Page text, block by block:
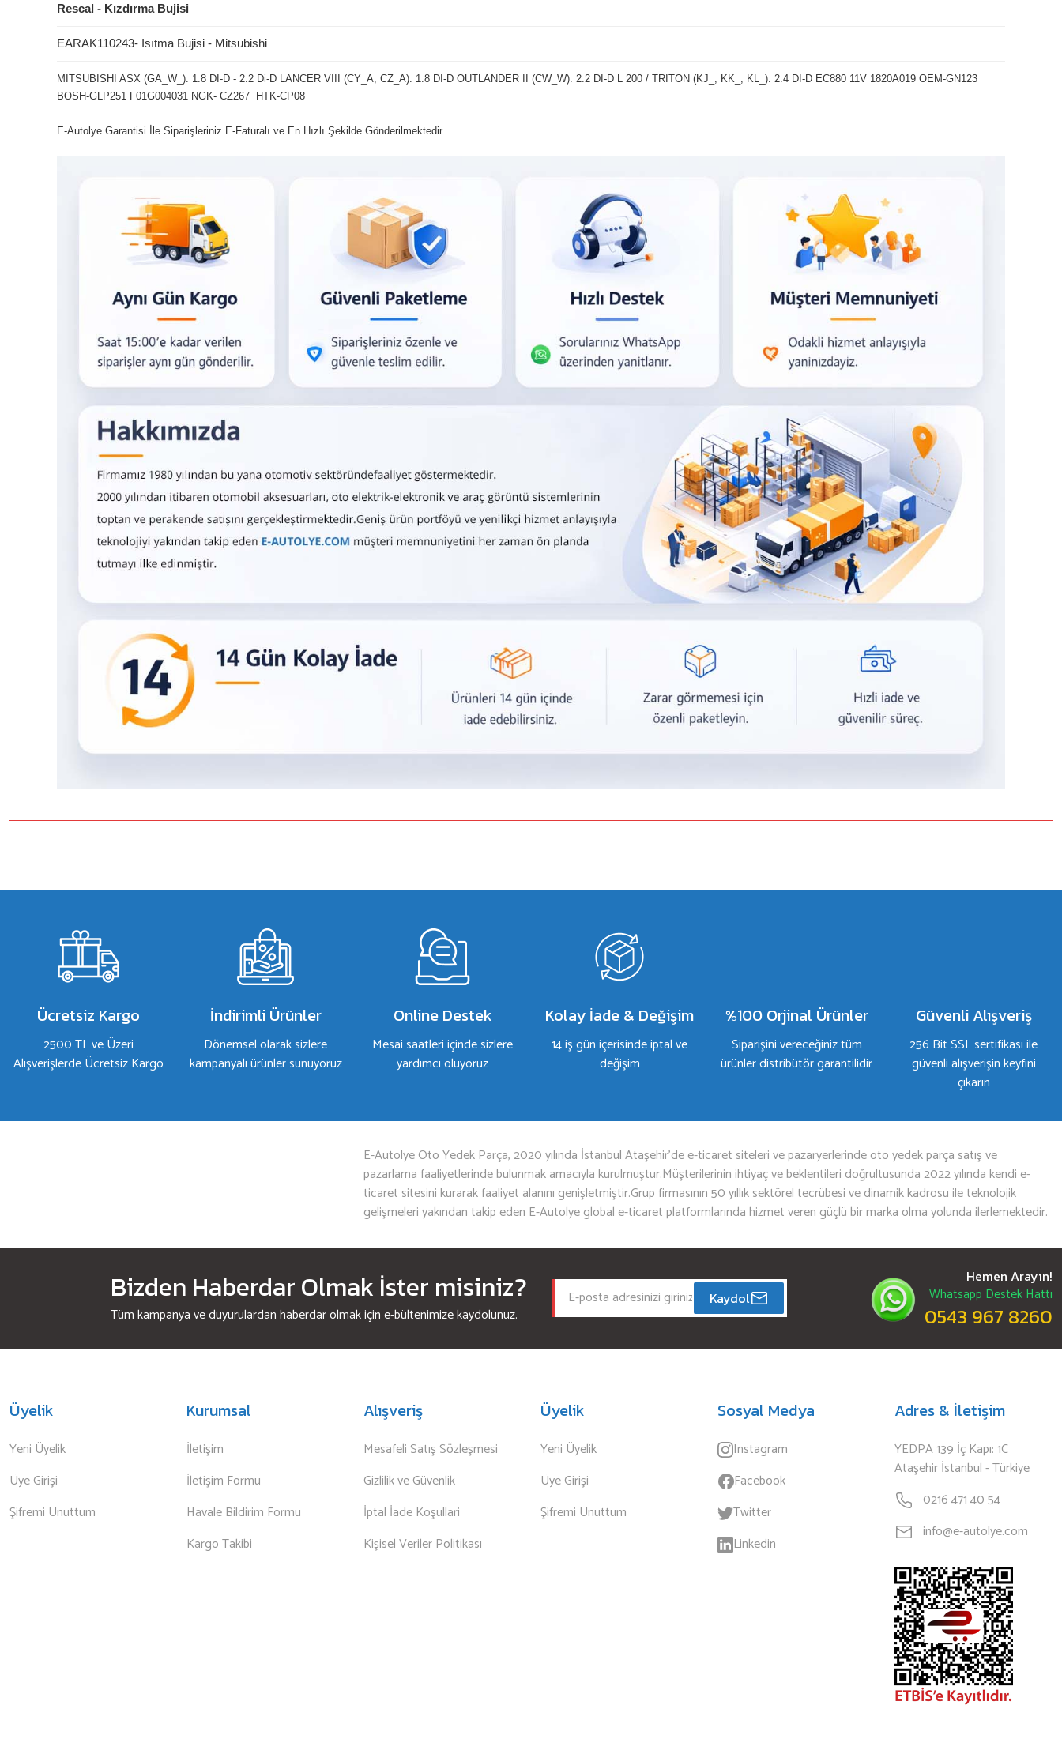
Rescal - Kızdırma Bujisi
EARAK110243- Isıtma Bujisi - Mitsubishi
MITSUBISHI ASX (GA_W_): 1.8 DI-D - 2.2 Di-D LANCER VIII (CY_A, CZ_A): 1.8 DI-D OUTLANDER II (CW_W): 2.2 DI-D L 200 / TRITON (KJ_, KK_, KL_): 2.4 DI-D EC880 11V 1820A019 OEM-GN123
BOSH-GLP251 F01G004031 NGK- CZ267 HTK-CP08
E-Autolye Garantisi İle Siparişleriniz E-Faturalı ve En Hızlı Şekilde Gönderilmektedir.
Bu ürüne ilk yorumu siz yapın!
Ürün açıklamasında eksik bilgiler bulunuyor.
Ürün bilgilerinde hatalar bulunuyor.
Ürün fiyatı diğer sitelerden daha pahalı.
Bu ürüne benzer farklı alternatifler olmalı.
Ücretsiz Kargo
2500 TL ve Üzeri
Alışverişlerde Ücretsiz Kargo
İndirimli Ürünler
Dönemsel olarak sizlere
kampanyalı ürünler sunuyoruz
Online Destek
Mesai saatleri içinde sizlere
yardımcı oluyoruz
Kolay İade & Değişim
14 iş gün içerisinde iptal ve
değişim
%100 Orjinal Ürünler
Siparişini vereceğiniz tüm
ürünler distribütör garantilidir
Güvenli Alışveriş
256 Bit SSL sertifikası ile
güvenli alışverişin keyfini
çıkarın
E-Autolye Oto Yedek Parça, 2020 yılında İstanbul Ataşehir’de e-ticaret siteleri ve pazaryerlerinde oto yedek parça satış ve
pazarlama faaliyetlerinde bulunmak amacıyla kurulmuştur.Müşterilerinin ihtiyaç ve beklentileri doğrultusunda 2022 yılında kendi e-
ticaret sitesini kurarak faaliyet alanını genişletmiştir.Grup firmasının 50 yıllık sektörel tecrübesi ve dinamik kadrosu ile teknolojik
gelişmeleri yakından takip eden E-Autolye global e-ticaret platformlarında hizmet veren güçlü bir marka olma yolunda ilerlemektedir.
Bizden Haberdar Olmak İster misiniz?
Tüm kampanya ve duyurulardan haberdar olmak için e-bültenimize kaydolunuz.
Kaydol
Hemen Arayın!
Whatsapp Destek Hattı
0543 967 8260
Üyelik
Yeni Üyelik
Üye Girişi
Şifremi Unuttum
Kurumsal
İletişim
İletişim Formu
Havale Bildirim Formu
Kargo Takibi
Alışveriş
Mesafeli Satış Sözleşmesi
Gizlilik ve Güvenlik
İptal İade Koşullari
Kişisel Veriler Politikası
Üyelik
Yeni Üyelik
Üye Girişi
Şifremi Unuttum
Sosyal Medya
Instagram
Facebook
Twitter
Linkedin
Adres & İletişim
YEDPA 139 İç Kapı: 1C
Ataşehir İstanbul - Türkiye
0216 471 40 54
info@e-autolye.com